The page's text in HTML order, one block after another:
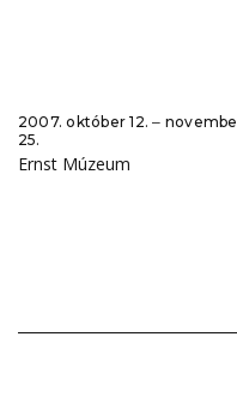
2007. október 12. ‒
25.
Ernst Múzeum